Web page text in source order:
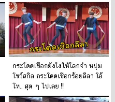
กระโดดเชือกยังไงให้โลกจำ หนุ่ม
โชว์สกิล กระโดดเชือกร้อยลีลา โอ้
โห.. สุด ๆ ไปเลย !!